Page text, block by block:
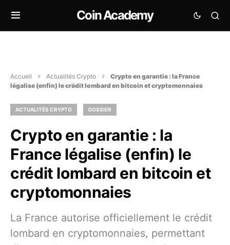
Coin Academy
Accueil Actualités Crypto
Crypto en garantie : la France
légalise (enfin) le crédit lombard en bitcoin et cryptomonnaies
ACTUALITÉS CRYPTO DOSSIER
Crypto en garantie : la
France légalise (enfin) le
crédit lombard en bitcoin et
cryptomonnaies
La France autorise officiellement le crédit
lombard en cryptomonnaies, permettant